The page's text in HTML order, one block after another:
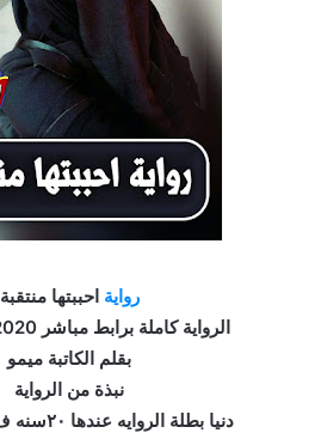
رواية احببتها منتقبة
الرواية كاملة برابط مباشر 2020 بصيغة
بقلم الكاتبة ميمو
نبذة من الرواية
دنيا بطلة الروايه عندها ٢٠سنه ف كليه صيدله